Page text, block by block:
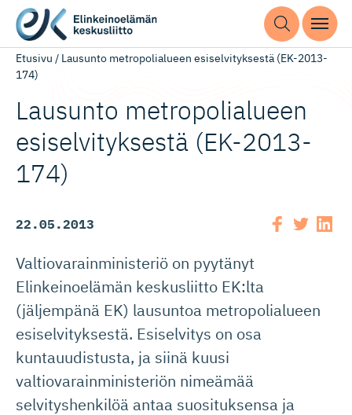
Etusivu / Lausunto metropolialueen esiselvityksestä (EK-2013-
174)
Lausunto metropolialueen
esiselvityksestä (EK-2013-
174)
22.05.2013
Valtiovarainministeriö on pyytänyt
Elinkeinoelämän keskusliitto EK:lta
(jäljempänä EK) lausuntoa metropolialueen
esiselvityksestä. Esiselvitys on osa
kuntauudistusta, ja siinä kuusi
valtiovarainministeriön nimeämää
selvityshenkilöä antaa suosituksensa ja